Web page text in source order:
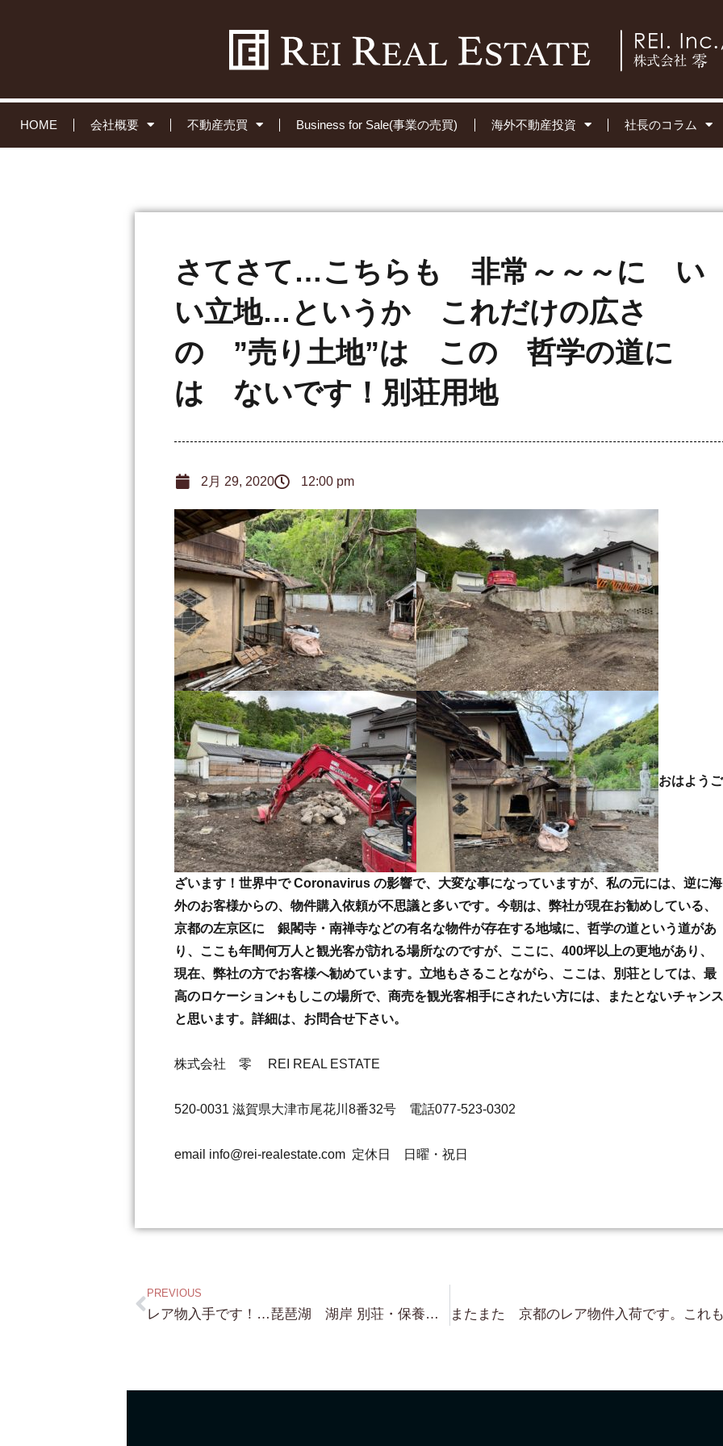
HOME 会社概要 不動産売買 Business for Sale(事業の売買) 海外不動産投資 社長のコラム
さてさて…こちらも 非常～～～に い
い立地…というか これだけの広さ
の ”売り土地”は この 哲学の道に
は ないです！別荘用地
2月 29, 2020 12:00 pm
おはようご
ざいます！世界中で Coronavirus の影響で、大変な事になっていますが、私の元には、逆に海
外のお客様からの、物件購入依頼が不思議と多いです。今朝は、弊社が現在お勧めしている、
京都の左京区に 銀閣寺・南禅寺などの有名な物件が存在する地域に、哲学の道という道があ
り、ここも年間何万人と観光客が訪れる場所なのですが、ここに、400坪以上の更地があり、
現在、弊社の方でお客様へ勧めています。立地もさることながら、ここは、別荘としては、最
高のロケーション+もしこの場所で、商売を観光客相手にされたい方には、またとないチャンス
と思います。詳細は、お問合せ下さい。
株式会社 零 REI REAL ESTATE
520-0031 滋賀県大津市尾花川8番32号 電話077-523-0302
email info@rei-realestate.com 定休日 日曜・祝日
PREVIOUS
レア物入手です！…琵琶湖 湖岸 別荘・保養所 しかも 桟橋付きで プライベートビーチ！物件です。637.36坪